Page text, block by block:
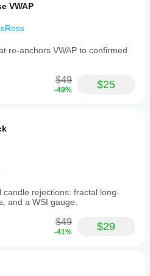
VWAP
re-anchors VWAP to confirmed
$49
-49% $25
rejections: fractal long-
and a WSI gauge.
$49
-41% $29